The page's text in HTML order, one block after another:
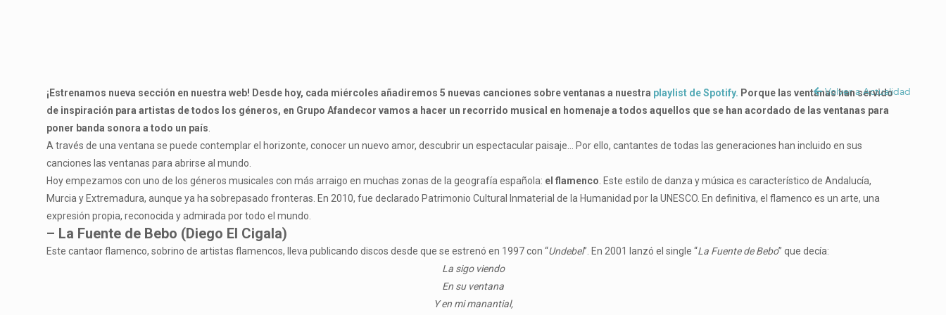
Volver a Actualidad
¡Estrenamos nueva sección en nuestra web! Desde hoy, cada miércoles añadiremos 5 nuevas canciones sobre ventanas a nuestra playlist de Spotify. Porque las ventanas han servido
de inspiración para artistas de todos los géneros, en Grupo Afandecor vamos a hacer un recorrido musical en homenaje a todos aquellos que se han acordado de las ventanas para
poner banda sonora a todo un país
A través de una ventana se puede contemplar el horizonte, conocer un nuevo amor, descubrir un espectacular paisaje… Por ello, cantantes de todas las generaciones han incluido en sus
canciones las ventanas para abrirse al mundo.
Hoy empezamos con uno de los géneros musicales con más arraigo en muchas zonas de la geografía española: el flamenco . Este estilo de danza y música es característico de Andalucía,
Murcia y Extremadura, aunque ya ha sobrepasado fronteras. En 2010, fue declarado Patrimonio Cultural Inmaterial de la Humanidad por la UNESCO. En definitiva, el flamenco es un arte, una
expresión propia, reconocida y admirada por todo el mundo.
– La Fuente de Bebo (Diego El Cigala)
Este cantaor flamenco, sobrino de artistas flamencos, lleva publicando discos desde que se estrenó en 1997 con “Undebel”. En 2001 lanzó el single “La Fuente de Bebo” que decía:
La sigo viendo
En su ventana
Y en mi manantial,